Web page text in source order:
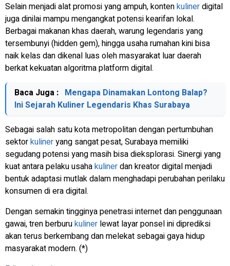
Selain menjadi alat promosi yang ampuh, kontenkulinerdigital
juga dinilai mampu mengangkat potensi kearifan lokal.
Berbagai makanan khas daerah, warung legendaris yang
tersembunyi (hidden gem), hingga usaha rumahan kini bisa
naik kelas dan dikenal luas oleh masyarakat luar daerah
berkat kekuatan algoritma platform digital.
Baca Juga : Mengapa Dinamakan Lontong Balap?
Ini Sejarah Kuliner Legendaris Khas Surabaya
Sebagai salah satu kota metropolitan dengan pertumbuhan
sektorkulineryang sangat pesat, Surabaya memiliki
segudang potensi yang masih bisa dieksplorasi. Sinergi yang
kuat antara pelaku usahakulinerdan kreator digital menjadi
bentuk adaptasi mutlak dalam menghadapi perubahan perilaku
konsumen di era digital.
Dengan semakin tingginya penetrasi internet dan penggunaan
gawai, tren berburukuliner lewat layar ponsel ini diprediksi
akan terus berkembang dan melekat sebagai gaya hidup
masyarakat modern. (*)